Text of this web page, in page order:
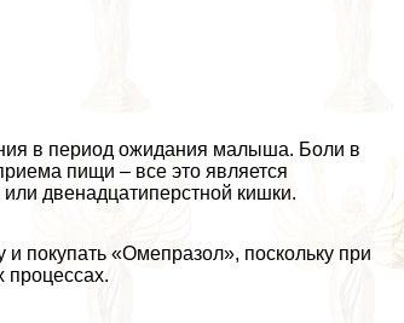
в период ожидания малыша. Боли в
пищи – все это является
двенадцатиперстной кишки.
покупать «Омепразол», поскольку при
процессах.